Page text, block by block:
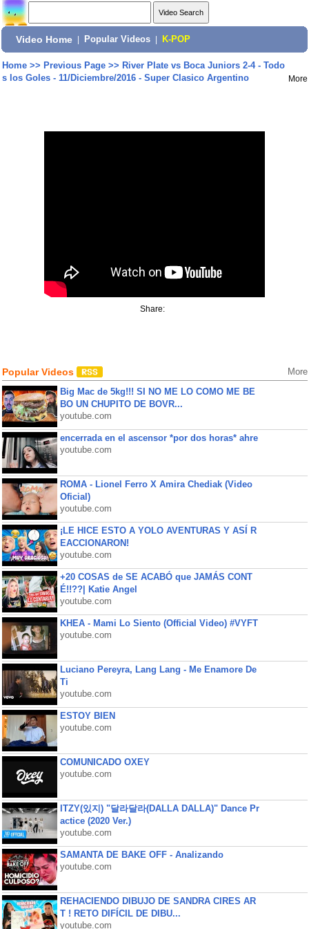
Video Home Popular Videos K-POP
Home>> Previous Page>> River Plate vs Boca Juniors 2-4 - Todo
s los Goles - 11/Diciembre/2016 - Super Clasico Argentino
More
Share:
Popular Videos More
Big Mac de 5kg!!! SI NO ME LO COMO ME BE
BO UN CHUPITO DE BOVR...
youtube.com
encerrada en el ascensor *por dos horas* ahre
youtube.com
ROMA - Lionel Ferro X Amira Chediak (Video
Oficial)
youtube.com
¡LE HICE ESTO A YOLO AVENTURAS Y ASÍ R
EACCIONARON!
youtube.com
+20 COSAS de SE ACABÓ que JAMÁS CONT
É!!??| Katie Angel
youtube.com
KHEA - Mami Lo Siento (Official Video) #VYFT
youtube.com
Luciano Pereyra, Lang Lang - Me Enamore De
Ti
youtube.com
ESTOY BIEN
youtube.com
COMUNICADO OXEY
youtube.com
ITZY(있지) "달라달라(DALLA DALLA)" Dance Pr
actice (2020 Ver.)
youtube.com
SAMANTA DE BAKE OFF - Analizando
youtube.com
REHACIENDO DIBUJO DE SANDRA CIRES AR
T ! RETO DIFÍCIL DE DIBU...
youtube.com